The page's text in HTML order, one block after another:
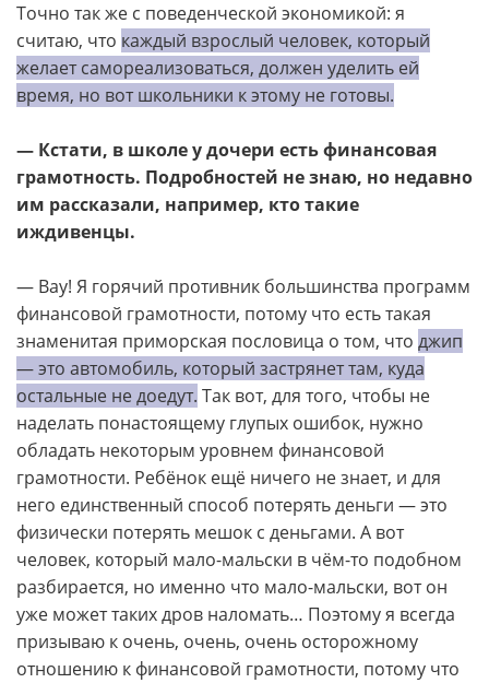
Точно так же с поведенческой экономикой: я
считаю, что каждый взрослый человек, который
желает самореализоваться, должен уделить ей
время, но вот школьники к этому не готовы.
— Кстати, в школе у дочери есть финансовая
грамотность. Подробностей не знаю, но недавно
им рассказали, например, кто такие
иждивенцы.
— Вау! Я горячий противник большинства программ
финансовой грамотности, потому что есть такая
знаменитая приморская пословица о том, что джип
— это автомобиль, который застрянет там, куда
остальные не доедут. Так вот, для того, чтобы не
наделать понастоящему глупых ошибок, нужно
обладать некоторым уровнем финансовой
грамотности. Ребёнок ещё ничего не знает, и для
него единственный способ потерять деньги — это
физически потерять мешок с деньгами. А вот
человек, который мало-мальски в чём-то подобном
разбирается, но именно что мало-мальски, вот он
уже может таких дров наломать… Поэтому я всегда
призываю к очень, очень, очень осторожному
отношению к финансовой грамотности, потому что